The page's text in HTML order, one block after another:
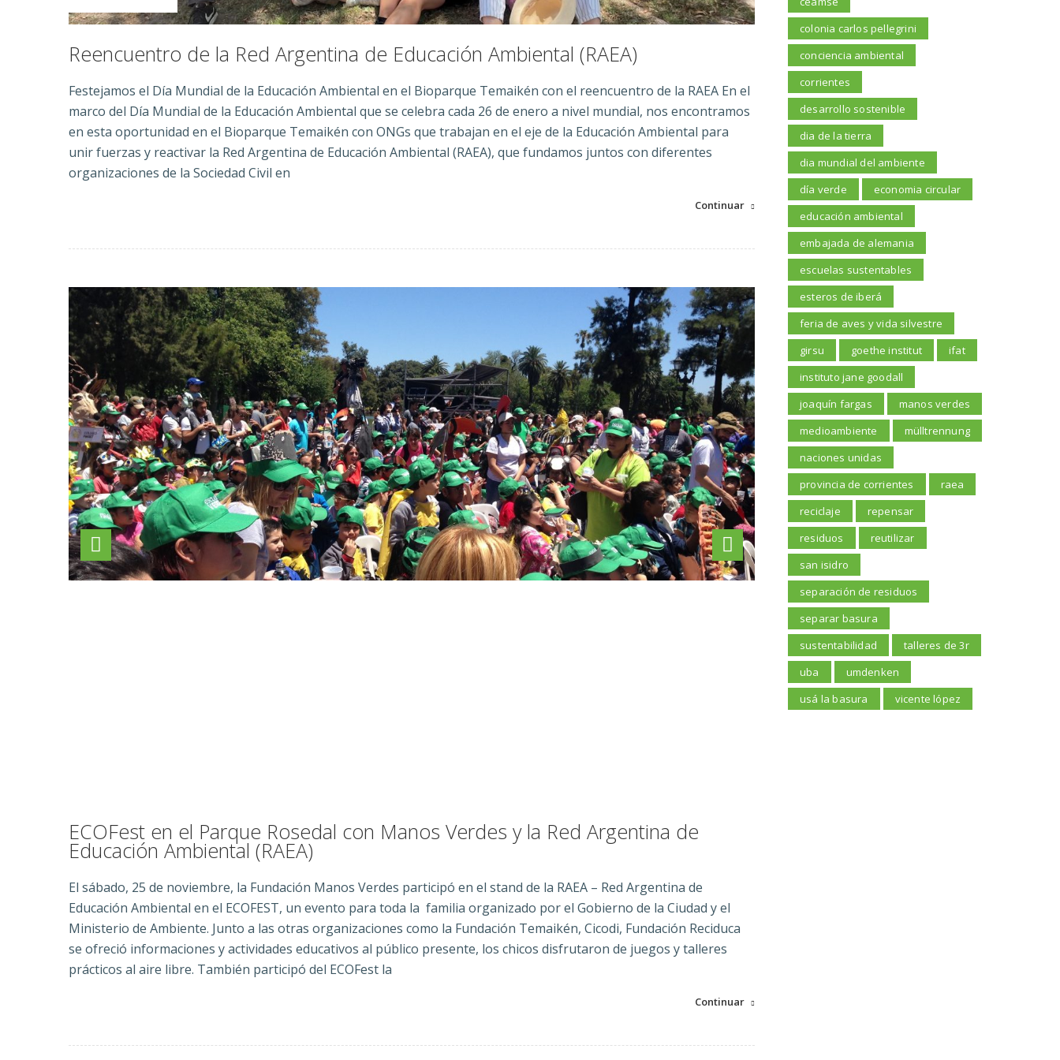
Reencuentro de la Red Argentina de Educación Ambiental (RAEA)
Festejamos el Día Mundial de la Educación Ambiental en el Bioparque Temaikén con el reencuentro de la RAEA En el
marco del Día Mundial de la Educación Ambiental que se celebra cada 26 de enero a nivel mundial, nos encontramos
en esta oportunidad en el Bioparque Temaikén con ONGs que trabajan en el eje de la Educación Ambiental para
unir fuerzas y reactivar la Red Argentina de Educación Ambiental (RAEA), que fundamos juntos con diferentes
organizaciones de la Sociedad Civil en
Continuar
ECOFest en el Parque Rosedal con Manos Verdes y la Red Argentina de
Educación Ambiental (RAEA)
El sábado, 25 de noviembre, la Fundación Manos Verdes participó en el stand de la RAEA – Red Argentina de
Educación Ambiental en el ECOFEST, un evento para toda la familia organizado por el Gobierno de la Ciudad y el
Ministerio de Ambiente. Junto a las otras organizaciones como la Fundación Temaikén, Cicodi, Fundación Reciduca
se ofreció informaciones y actividades educativos al público presente, los chicos disfrutaron de juegos y talleres
prácticos al aire libre. También participó del ECOFest la
Continuar
colonia carlos pellegrini
conciencia ambiental
corrientes
desarrollo sostenible
dia de la tierra
dia mundial del ambiente
día verde
economia circular
educación ambiental
embajada de alemania
escuelas sustentables
esteros de iberá
feria de aves y vida silvestre
girsu
goethe institut
ifat
instituto jane goodall
joaquín fargas
manos verdes
medioambiente
mülltrennung
naciones unidas
provincia de corrientes
raea
reciclaje
repensar
residuos
reutilizar
san isidro
separación de residuos
separar basura
sustentabilidad
talleres de 3r
uba
umdenken
usá la basura
vicente lópez